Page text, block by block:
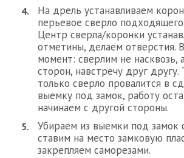
На дрель устанавливаем
перьевое сверло
Центр сверла/коронки
отметины, делаем отверстия.
момент: сверлим не насквозь,
сторон, навстречу друг другу.
только сверло провалится в
выемку под замок, работу
начинаем с другой стороны.
Убираем из выемки под замок
ставим на место замковую
закрепляем саморезами.